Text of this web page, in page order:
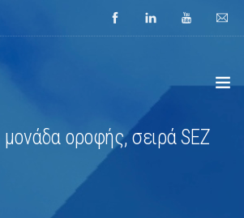
οροφής, σειρά SEZ